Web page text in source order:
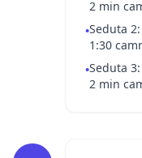
2 min
•Seduta
1:30
•Seduta
2 min